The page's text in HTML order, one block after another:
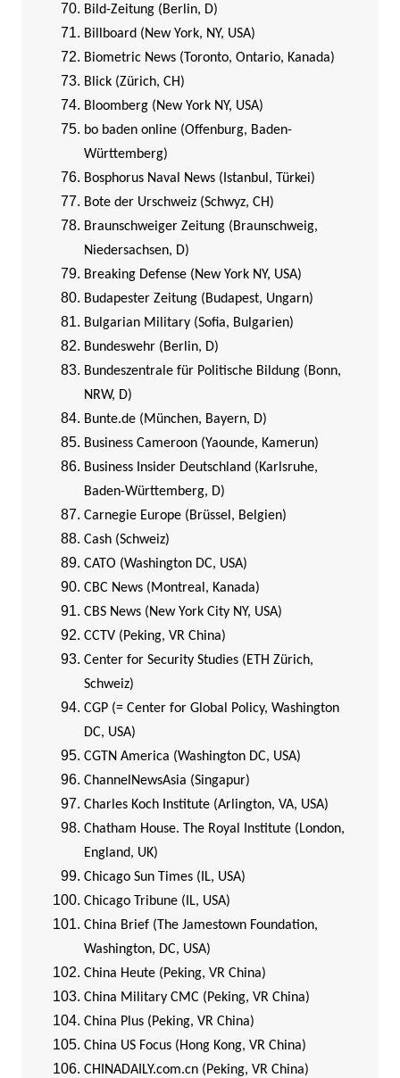
Bild-Zeitung (Berlin, D)
Billboard (New York, NY, USA)
Biometric News (Toronto, Ontario, Kanada)
Blick (Zürich, CH)
Bloomberg (New York NY, USA)
bo baden online (Offenburg, Baden-
Württemberg)
Bosphorus Naval News (Istanbul, Türkei)
Bote der Urschweiz (Schwyz, CH)
Braunschweiger Zeitung (Braunschweig,
Niedersachsen, D)
Breaking Defense (New York NY, USA)
Budapester Zeitung (Budapest, Ungarn)
Bulgarian Military (Sofia, Bulgarien)
Bundeswehr (Berlin, D)
Bundeszentrale für Politische Bildung (Bonn,
NRW, D)
Bunte.de (München, Bayern, D)
Business Cameroon (Yaounde, Kamerun)
Business Insider Deutschland (Karlsruhe,
Baden-Württemberg, D)
Carnegie Europe (Brüssel, Belgien)
Cash (Schweiz)
CATO (Washington DC, USA)
CBC News (Montreal, Kanada)
CBS News (New York City NY, USA)
CCTV (Peking, VR China)
Center for Security Studies (ETH Zürich,
Schweiz)
CGP (= Center for Global Policy, Washington
DC, USA)
CGTN America (Washington DC, USA)
ChannelNewsAsia (Singapur)
Charles Koch Institute (Arlington, VA, USA)
Chatham House. The Royal Institute (London,
England, UK)
Chicago Sun Times (IL, USA)
Chicago Tribune (IL, USA)
China Brief (The Jamestown Foundation,
Washington, DC, USA)
China Heute (Peking, VR China)
China Military CMC (Peking, VR China)
China Plus (Peking, VR China)
China US Focus (Hong Kong, VR China)
CHINADAILY.com.cn (Peking, VR China)